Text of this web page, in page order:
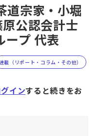
道宗家・小堀
公認会計士
ープ 代表
連載（リポート・コラム・その他）
インすると続きをお